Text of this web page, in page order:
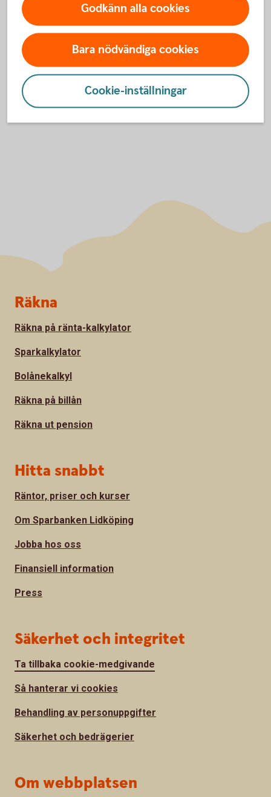
Kontakta oss
Skogs- och lantbruksspecialister nära
Ring 0771-33 4433
Internetbanken
kund
Godkänn alla cookies
Bara nödvändiga cookies
Cookie-inställningar
Sidfot
Räkna
Räkna på ränta-kalkylator
Sparkalkylator
Bolånekalkyl
Räkna på billån
Räkna ut pension
Hitta snabbt
Räntor, priser och kurser
Om Sparbanken Lidköping
Jobba hos oss
Finansiell information
Press
Säkerhet och integritet
Ta tillbaka cookie-medgivande
Så hanterar vi cookies
Behandling av personuppgifter
Säkerhet och bedrägerier
Om webbplatsen